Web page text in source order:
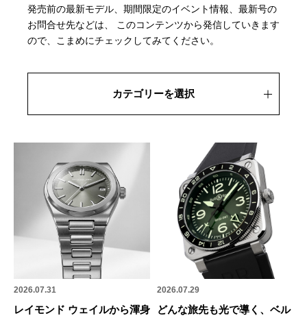
発売前の最新モデル、期間限定のイベント情報、最新号の
お問合せ先などは、
このコンテンツから発信していきます
ので、こまめにチェックしてみてください。
カテゴリーを選択
2026.07.31
レイモンド ウェイルから渾身
2026.07.29
どんな旅先も光で導く、ベル